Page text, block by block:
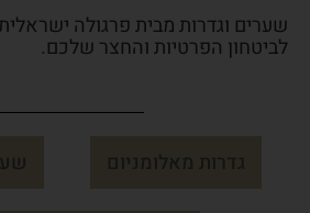
שערים וגדרות מבית פרגולה
לביטחון הפרטיות והחצר שלכם.